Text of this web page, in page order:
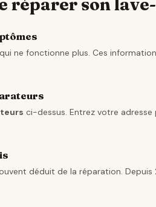
réparer son
ne fonctionne plus. Ces
ci-dessus. Entrez votre
déduit de la réparation.